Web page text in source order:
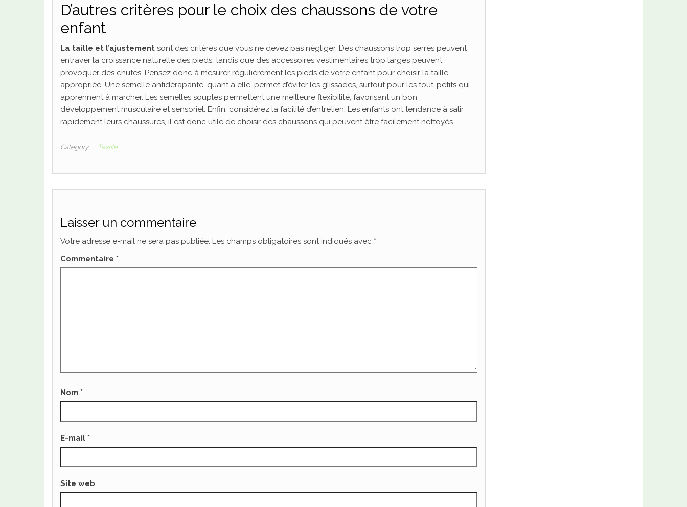
D’autres critères pour le choix des chaussons de votre
enfant
La taille et l’ajustement sont des critères que vous ne devez pas négliger. Des chaussons trop serrés peuvent
entraver la croissance naturelle des pieds, tandis que des accessoires vestimentaires trop larges peuvent
provoquer des chutes. Pensez donc à mesurer régulièrement les pieds de votre enfant pour choisir la taille
appropriée. Une semelle antidérapante, quant à elle, permet d’éviter les glissades, surtout pour les tout-petits qui
apprennent à marcher. Les semelles souples permettent une meilleure flexibilité, favorisant un bon
développement musculaire et sensoriel. Enfin, considérez la facilité d’entretien. Les enfants ont tendance à salir
rapidement leurs chaussures, il est donc utile de choisir des chaussons qui peuvent être facilement nettoyés.
Category Textile
Laisser un commentaire
Votre adresse e-mail ne sera pas publiée. Les champs obligatoires sont indiqués avec *
Commentaire *
Nom *
E-mail *
Site web